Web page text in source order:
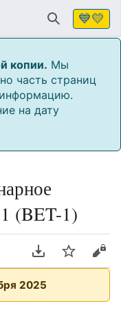
Найти💙💛
копии. Мы
часть страниц
на дату
(BET-1)
Скачать PDF
Следить
2025